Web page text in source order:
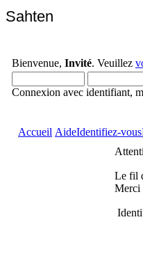
Sahten
Bienvenue, Invité. Veuillez
Connexion avec identifiant,
Accueil AideIdentifiez-vous
Le fil
Merci